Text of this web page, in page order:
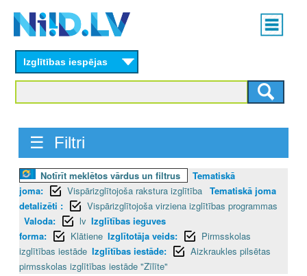
content
Main
menu
Izglītības iespējas
☰ Filtri
Notīrīt meklētos vārdus un filtrus
Tematiskā
joma:
Vispārizglītojoša rakstura izglītība Tematiskā joma
detalizēti :
Vispārizglītojoša virziena izglītības programmas
Valoda:
lv Izglītības ieguves
forma:
Klātiene Izglītotāja veids:
Pirmsskolas
izglītības iestāde Izglītības iestāde:
Aizkraukles pilsētas
pirmsskolas izglītības iestāde "Zīlīte"